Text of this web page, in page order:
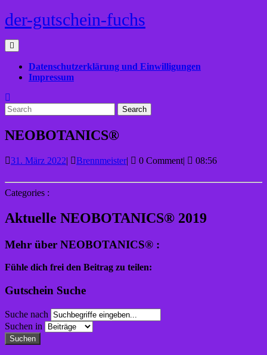
Skip
to
der-gutschein-fuchs
Menu
Datenschutzerklärung und Einwilligungen
Impressum
Menu
Search
for:
NEOBOTANICS®
31. März 202231.
2022
| BrennmeisterNEOBOTANICS®
| 0 Comment| 08:56
Categories :
Aktuelle NEOBOTANICS® 2019
Mehr über NEOBOTANICS® :
Fühle dich frei den Beitrag zu teilen:
Gutschein Suche
Suche nach
Suchen in
Suchen